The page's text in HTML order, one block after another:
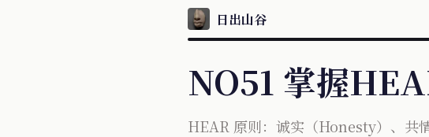
日出山谷
NO51 掌握
HEAR 原则：诚实（Honesty）、